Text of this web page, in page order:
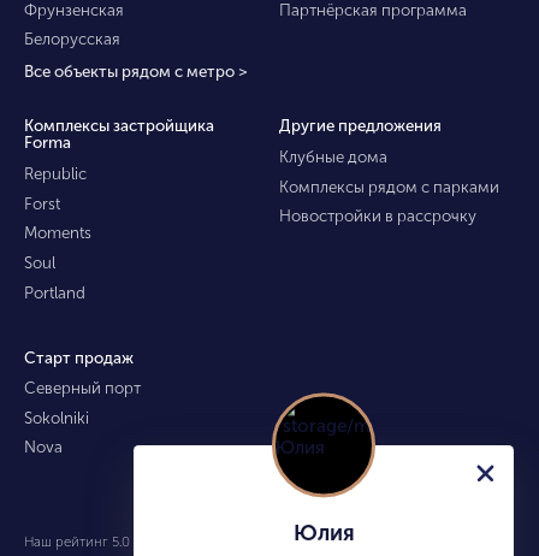
Фрунзенская
Белорусская
Все объекты рядом с метро >
Партнёрская программа
Комплексы застройщика
Forma
Republic
Forst
Moments
Soul
Portland
Другие предложения
Клубные дома
Комплексы рядом с парками
Новостройки в рассрочку
Старт продаж
Северный порт
Sokolniki
Nova
Наш рейтинг 5.0 из 5 (490) Юлия